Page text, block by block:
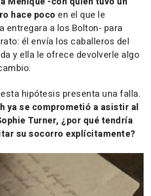
hace poco en el que le
entregara a los Bolton- para
él envía los caballeros del
y ella le ofrece devolverle algo
hipótesis presenta una falla.
ya se comprometió a asistir al
Turner, ¿por qué tendría
su socorro explícitamente?